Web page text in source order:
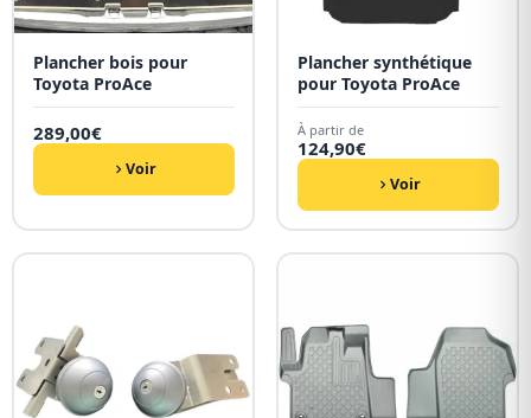
Plancher bois pour
Toyota ProAce
289,00€
Voir
Plancher synthétique
pour Toyota ProAce
À partir de
124,90€
Voir